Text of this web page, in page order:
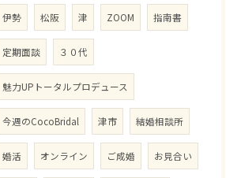
伊勢 松阪 津 ZOOM 指南書
定期面談 ３０代
魅力UPトータルプロデュース
今週のCocoBridal 津市 結婚相談所
婚活 オンライン ご成婚 お見合い